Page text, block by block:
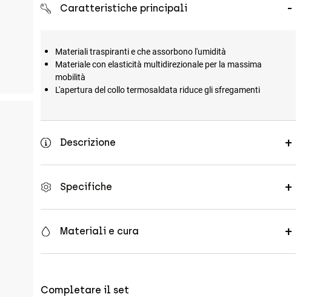
Caratteristiche principali
Materiali traspiranti e che assorbono l'umidità
Materiale con elasticità multidirezionale per la massima
mobilità
L'apertura del collo termosaldata riduce gli sfregamenti
Descrizione
Specifiche
Materiali e cura
Completare il set